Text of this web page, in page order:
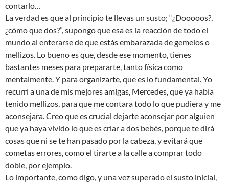
contarlo…
La verdad es que al principio te llevas un susto; “¿Dooooos?,
¿cómo que dos?”, supongo que esa es la reacción de todo el
mundo al enterarse de que estás embarazada de gemelos o
mellizos. Lo bueno es que, desde ese momento, tienes
bastantes meses para prepararte, tanto física como
mentalmente. Y para organizarte, que es lo fundamental. Yo
recurrí a una de mis mejores amigas, Mercedes, que ya había
tenido mellizos, para que me contara todo lo que pudiera y me
aconsejara. Creo que es crucial dejarte aconsejar por alguien
que ya haya vivido lo que es criar a dos bebés, porque te dirá
cosas que ni se te han pasado por la cabeza, y evitará que
cometas errores, como el tirarte a la calle a comprar todo
doble, por ejemplo.
Lo importante, como digo, y una vez superado el susto inicial,